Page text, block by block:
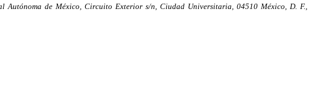
Autónoma de México, Circuito Exterior s/n, Ciudad Universitaria, 04510 México, D. F.,